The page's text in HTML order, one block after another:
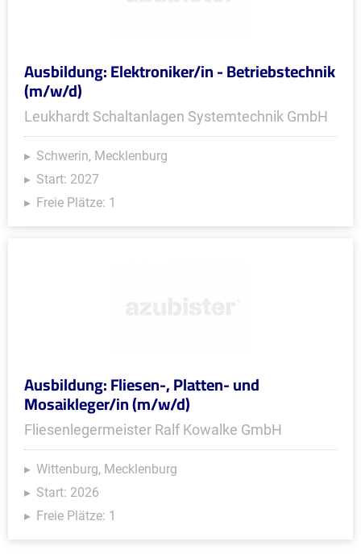
Ausbildung: Elektroniker/in - Betriebstechnik
(m/w/d)
Leukhardt Schaltanlagen Systemtechnik GmbH
Schwerin, Mecklenburg
Start: 2027
Freie Plätze: 1
Ausbildung: Fliesen-, Platten- und
Mosaikleger/in (m/w/d)
Fliesenlegermeister Ralf Kowalke GmbH
Wittenburg, Mecklenburg
Start: 2026
Freie Plätze: 1